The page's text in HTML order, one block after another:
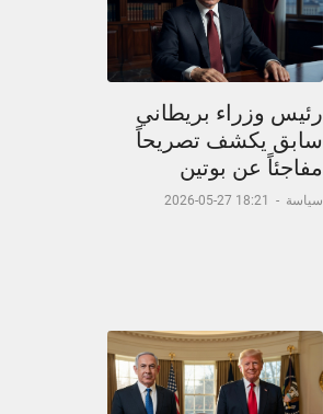
رئيس وزراء بريطاني
سابق يكشف تصريحاً
مفاجئاً عن بوتين
سياسة -
18:21 27-05-2026